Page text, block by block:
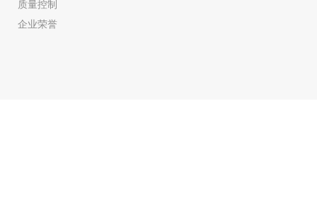
质量控制
企业荣誉